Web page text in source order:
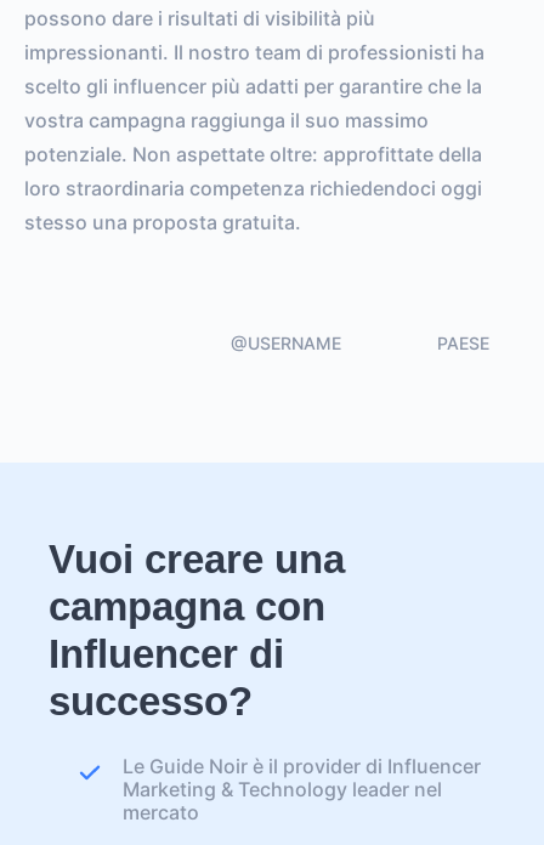
possono dare i risultati di visibilità più
impressionanti. Il nostro team di professionisti ha
scelto gli influencer più adatti per garantire che la
vostra campagna raggiunga il suo massimo
potenziale. Non aspettate oltre: approfittate della
loro straordinaria competenza richiedendoci oggi
stesso una proposta gratuita.
@USERNAME PAESE
Vuoi creare una
campagna con
Influencer di
successo?
Le Guide Noir è il provider di Influencer
Marketing & Technology leader nel
mercato